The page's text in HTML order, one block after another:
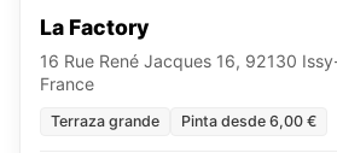
La Factory
16 Rue René Jacques 16, 92130
France
Terraza grande Pinta desde 6,00 €